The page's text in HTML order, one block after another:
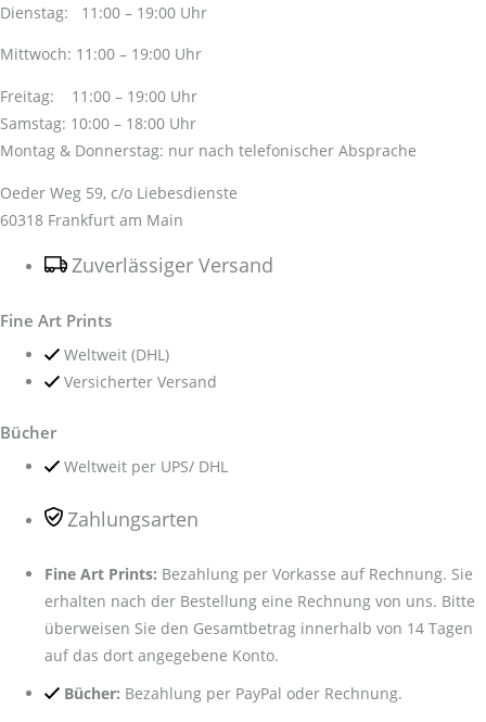
Dienstag: 11:00 – 19:00 Uhr
Mittwoch: 11:00 – 19:00 Uhr
Freitag: 11:00 – 19:00 Uhr
Samstag: 10:00 – 18:00 Uhr
Montag & Donnerstag: nur nach telefonischer Absprache
Oeder Weg 59, c/o Liebesdienste
60318 Frankfurt am Main
Zuverlässiger Versand
Fine Art Prints
Weltweit (DHL)
Versicherter Versand
Bücher
Weltweit per UPS/ DHL
Zahlungsarten
Fine Art Prints: Bezahlung per Vorkasse auf Rechnung. Sie
erhalten nach der Bestellung eine Rechnung von uns. Bitte
überweisen Sie den Gesamtbetrag innerhalb von 14 Tagen
auf das dort angegebene Konto.
Bücher: Bezahlung per PayPal oder Rechnung.